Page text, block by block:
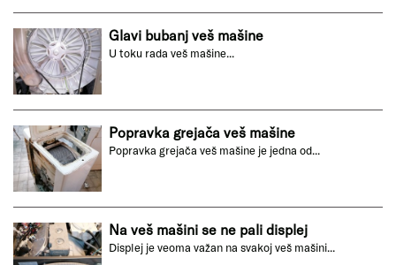
Glavi bubanj veš mašine
U toku rada veš mašine...
Popravka grejača veš mašine
Popravka grejača veš mašine je jedna od...
Na veš mašini se ne pali displej
Displej je veoma važan na svakoj veš mašini...